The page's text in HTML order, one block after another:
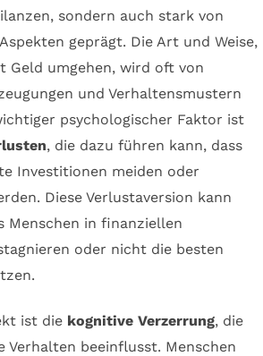
sondern auch stark von
geprägt. Die Art und Weise,
Geld umgehen, wird oft von
und Verhaltensmustern
psychologischer Faktor ist
, die dazu führen kann, dass
Investitionen meiden oder
Diese Verlustaversion kann
Menschen in finanziellen
oder nicht die besten
ist die kognitive Verzerrung, die
Verhalten beeinflusst. Menschen